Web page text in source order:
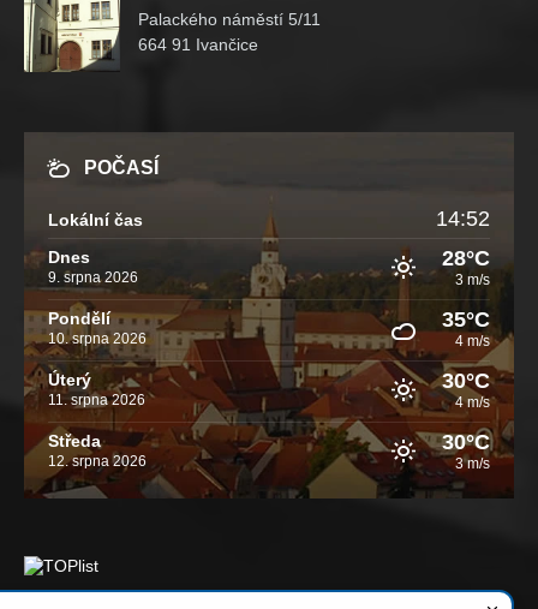
Palackého náměstí 5/11
664 91 Ivančice
POČASÍ
Lokální čas 14:52
Dnes
9. srpna 2026
28°C
3 m/s
Pondělí
10. srpna 2026
35°C
4 m/s
Úterý
11. srpna 2026
30°C
4 m/s
Středa
12. srpna 2026
30°C
3 m/s